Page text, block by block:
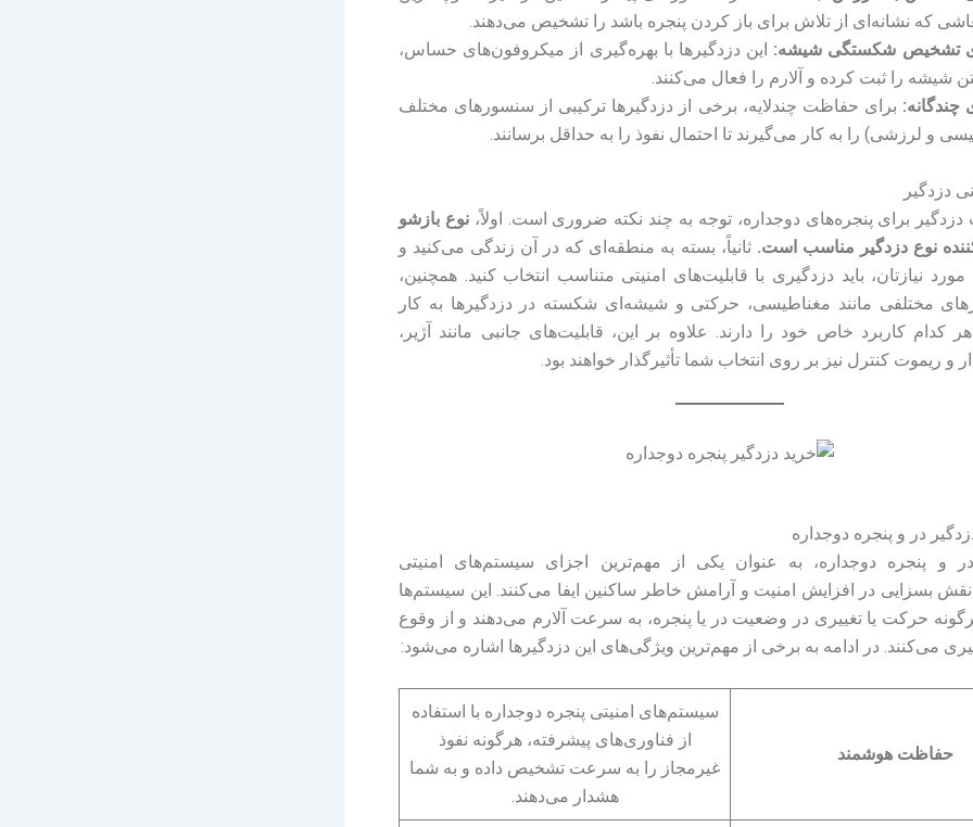
که نشانه‌ای از تلاش برای باز کردن پنجره باشد را تشخیص می‌دهند.
این دزدگیرها با بهره‌گیری از میکروفون‌های حساس،
را ثبت کرده و آلارم را فعال می‌کنند.
برای حفاظت چندلایه، برخی از دزدگیرها ترکیبی از سنسورهای مختلف
و لرزشی) را به کار می‌گیرند تا احتمال نفوذ را به حداقل برسانند.
دزدگیر
دزدگیر برای پنجره‌های دوجداره، توجه به چند نکته ضروری است. اولاً،نوع بازشو
نوع دزدگیر مناسب است. ثانیاً، بسته به منطقه‌ای که در آن زندگی می‌کنید و
نیازتان، باید دزدگیری با قابلیت‌های امنیتی متناسب انتخاب کنید. همچنین،
مختلفی مانند مغناطیسی، حرکتی و شیشه‌ای شکسته در دزدگیرها به کار
کدام کاربرد خاص خود را دارند. علاوه بر این، قابلیت‌های جانبی مانند آژیر،
ریموت کنترل نیز بر روی انتخاب شما تأثیرگذار خواهند بود.
در و پنجره دوجداره
و پنجره دوجداره، به عنوان یکی از مهم‌ترین اجزای سیستم‌های امنیتی
بسزایی در افزایش امنیت و آرامش خاطر ساکنین ایفا می‌کنند. این سیستم‌ها
حرکت یا تغییری در وضعیت در یا پنجره، به سرعت آلارم می‌دهند و از وقوع
می‌کنند. در ادامه به برخی از مهم‌ترین ویژگی‌های این دزدگیرها اشاره می‌شود:
حفاظت هوشمند
سیستم‌های امنیتی پنجره دوجداره با استفاده
از فناوری‌های پیشرفته، هرگونه نفوذ
غیرمجاز را به سرعت تشخیص داده و به شما
هشدار می‌دهند.